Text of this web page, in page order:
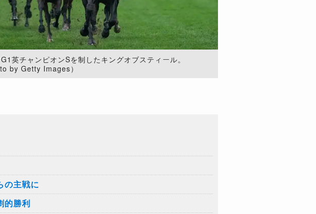
英チャンピオンSを制したキングオブスティール。
by Getty Images）
の主戦に
的勝利